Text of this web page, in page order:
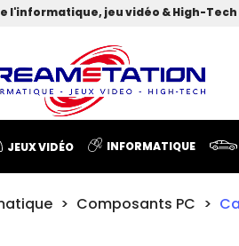
l'informatique, jeu vidéo & High-Tech
JEUX VIDÉO INFORMATIQUE
Composants PC